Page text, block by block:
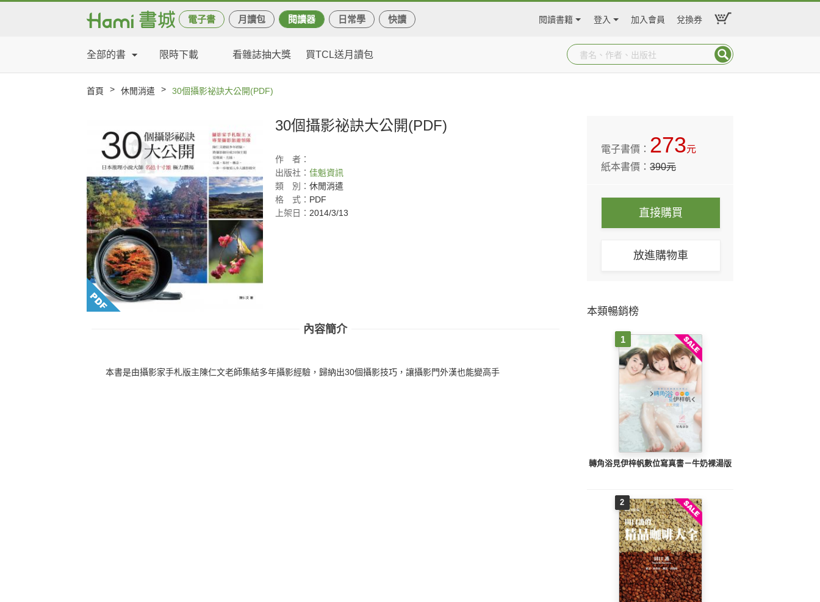
電子書 月讀包 閱讀器 日常學 快讀 閱讀書籍 登入 加入會員 兌換券
全部的書 限時下載 看雜誌抽大獎 買TCL送月讀包
首頁 > 休閒消遣 > 30個攝影祕訣大公開(PDF)
30個攝影祕訣大公開(PDF)
作
者：
出版社： 佳魁資訊
類
別： 休閒消遣
格
式： PDF
上架日： 2014/3/13
內容簡介
本書是由攝影家手札版主陳仁文老師集結多年攝影經驗，歸納出30個攝影技巧，讓攝影門外漢也能變高手
電子書價： 273元
紙本書價：390元
直接購買
放進購物車
本類暢銷榜
1
轉角浴見伊梓帆數位寫真書－牛奶裸湯版
2